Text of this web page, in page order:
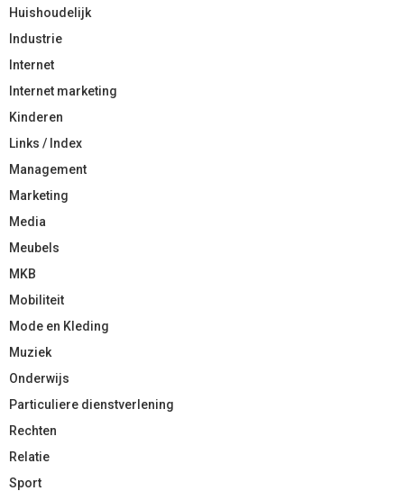
Huishoudelijk
Industrie
Internet
Internet marketing
Kinderen
Links / Index
Management
Marketing
Media
Meubels
MKB
Mobiliteit
Mode en Kleding
Muziek
Onderwijs
Particuliere dienstverlening
Rechten
Relatie
Sport